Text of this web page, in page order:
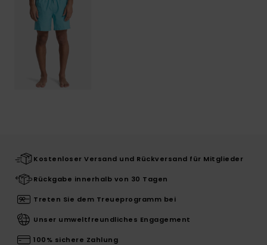
Kostenloser Versand und Rückversand für Mitglieder
Rückgabe innerhalb von 30 Tagen
Treten Sie dem Treueprogramm bei
Unser umweltfreundliches Engagement
100% sichere Zahlung